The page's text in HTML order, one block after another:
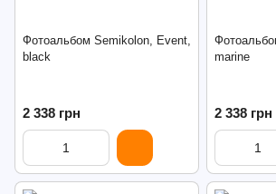
Фотоальбом Semikolon, Event,
black
2 338 грн
marine
2 338 грн